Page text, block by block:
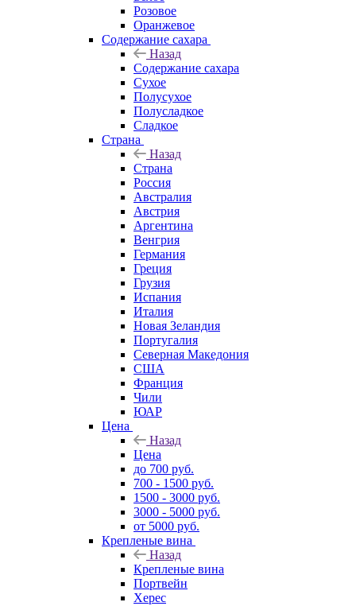
Розовое
Оранжевое
Содержание сахара
Назад
Содержание сахара
Сухое
Полусухое
Полусладкое
Сладкое
Страна
Назад
Страна
Россия
Австралия
Австрия
Аргентина
Венгрия
Германия
Греция
Грузия
Испания
Италия
Новая Зеландия
Португалия
Северная Македония
США
Франция
Чили
ЮАР
Цена
Назад
Цена
до 700 руб.
700 - 1500 руб.
1500 - 3000 руб.
3000 - 5000 руб.
от 5000 руб.
Крепленые вина
Назад
Крепленые вина
Портвейн
Херес